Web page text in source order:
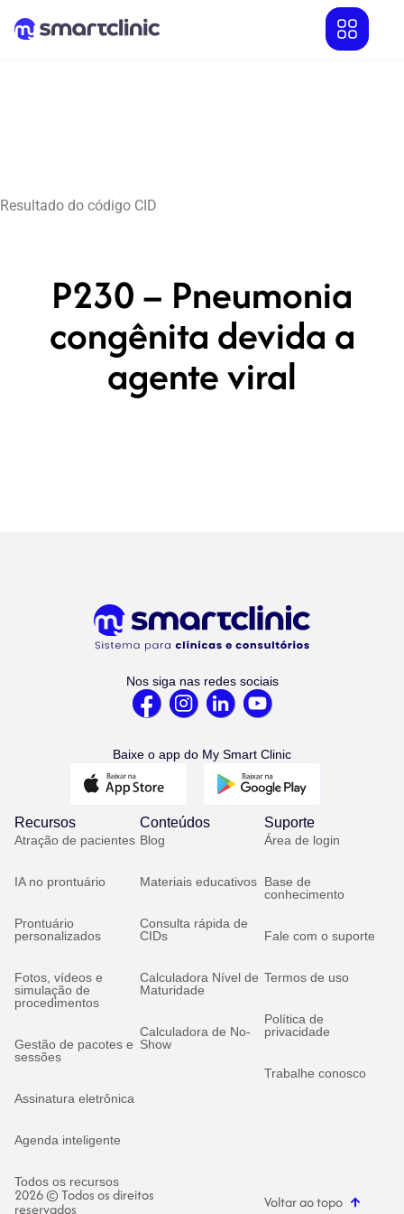
Resultado do código CID
P230 – Pneumonia
congênita devida a
agente viral
Nos siga nas redes sociais
Baixe o app do My Smart Clinic
Recursos
Atração de pacientes
IA no prontuário
Prontuário
personalizados
Fotos, vídeos e
simulação de
procedimentos
Gestão de pacotes e
sessões
Assinatura eletrônica
Agenda inteligente
Todos os recursos
Conteúdos
Blog
Materiais educativos
Consulta rápida de
CIDs
Calculadora Nível de
Maturidade
Calculadora de No-
Show
Suporte
Área de login
Base de
conhecimento
Fale com o suporte
Termos de uso
Política de
privacidade
Trabalhe conosco
2026 © Todos os direitos
reservados Voltar ao topo